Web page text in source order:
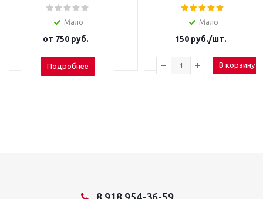
Мало
от 750 руб.
Подробнее
Мало
150 руб./шт.
В корзину
8 918 954-36-59